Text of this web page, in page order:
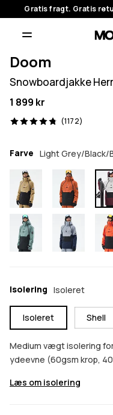
Gratis fragt. Gratis
Doom
Snowboardjakke
1 899 kr
(1172)
1172 anmeldelser, 4.8/5
Farve Light Grey/Black/
Isolering Isoleret
Isoleret Shell
Medium vægt isolering
ydeevne (60gsm krop,
Læs om isolering